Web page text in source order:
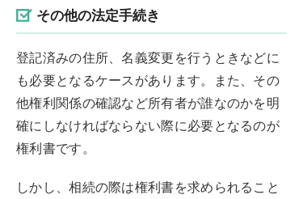
その他の法定手続き
登記済みの住所、名義変更を行うときなどに
も必要となるケースがあります。また、その
他権利関係の確認など所有者が誰なのかを明
確にしなければならない際に必要となるのが
権利書です。
しかし、相続の際は権利書を求められること